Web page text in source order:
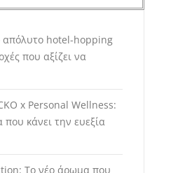
hotel-hopping
που αξίζει να
x Personal Wellness:
κάνει την ευεξία
Το νέο άρωμα που